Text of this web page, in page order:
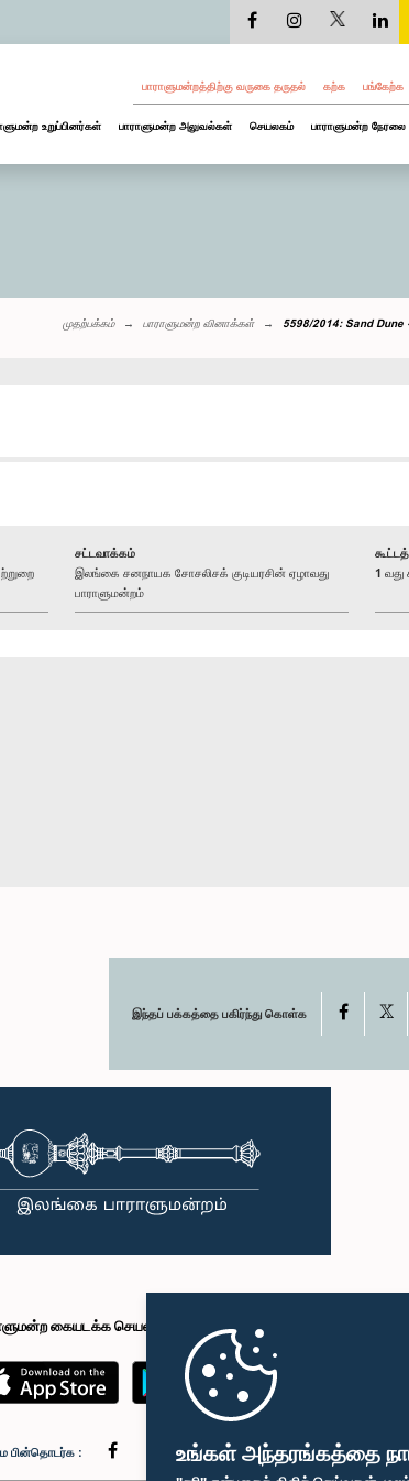
உங்கள் அந்தரங்கத்தை
பாராளுமன்றத்திற்கு வருகை தருதல் கற்க பங்கேற்க
உறுப்பினர்கள் பாராளுமன்ற அலுவல்கள் செயலகம் பாராளுமன்ற நேரலை
முதற்பக்கம் பாராளுமன்ற வினாக்கள் 5598/2014: Sand
சட்டவாக்கம்
இலங்கை சனநாயக சோசலிசக் குடியரசின் ஏழாவது
பாராளுமன்றம்
1
இந்தப் பக்கத்தை பகிர்ந்து கொள்க Facebook
கையடக்க செயலி
பின்தொடர்க :